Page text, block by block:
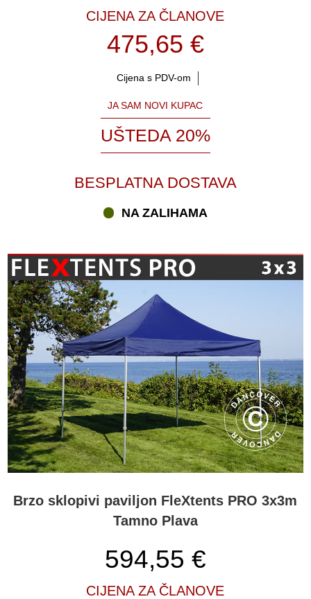
CIJENA ZA ČLANOVE
475,65 €
Cijena s PDV-om
JA SAM NOVI KUPAC
UŠTEDA 20%
BESPLATNA DOSTAVA
NA ZALIHAMA
Brzo sklopivi paviljon FleXtents PRO 3x3m
Tamno Plava
594,55 €
CIJENA ZA ČLANOVE